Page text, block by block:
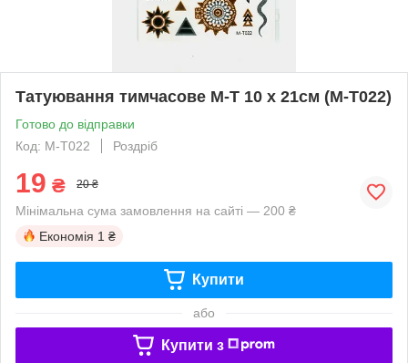
Татуювання тимчасове M-T 10 х 21см (M-T022)
Готово до відправки
Код: M-T022
Роздріб
19 ₴ 20 ₴
Мінімальна сума замовлення на сайті — 200 ₴
Економія 1 ₴
Купити
або
Купити з